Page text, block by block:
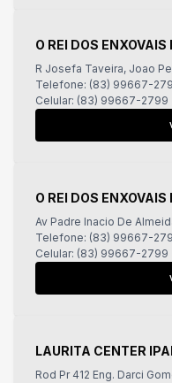
O REI DOS ENXOVAIS
R Josefa Taveira, Joao
Telefone: (83) 99667-
Celular: (83) 99667-2799
O REI DOS ENXOVAIS
Av Padre Inacio De
Telefone: (83) 99667-
Celular: (83) 99667-2799
LAURITA CENTER
Rod Pr 412 Eng. Darci